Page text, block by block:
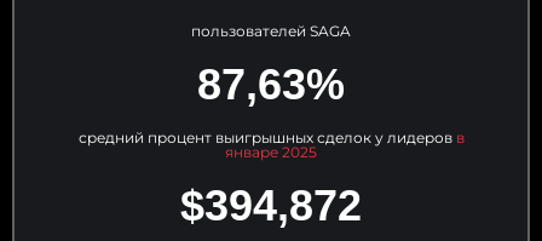
пользователей SAGA
87,63%
средний процент выигрышных сделок у лидеров в
январе 2025
$394,872